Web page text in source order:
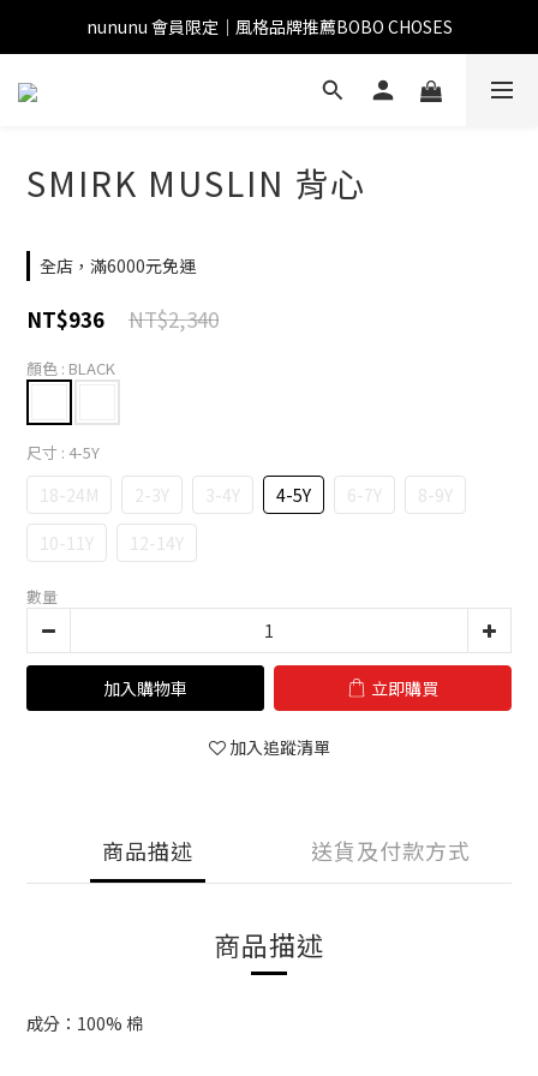
nununu 會員限定｜風格品牌推薦BOBO CHOSES
SMIRK MUSLIN 背心
全店，滿6000元免運
NT$2,340
NT$936
顏色 : BLACK
尺寸 : 4-5Y
18-24M 2-3Y 3-4Y 4-5Y 6-7Y
8-9Y
10-11Y
12-14Y
數量
加入購物車 立即購買
加入追蹤清單
商品描述 送貨及付款方式
商品描述
成分：100% 棉